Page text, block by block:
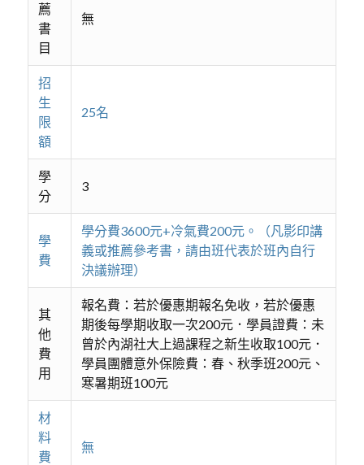
薦
書
目
無
招
生
限
額
25名
學
分
3
學
費
學分費3600元+冷氣費200元。（凡影印講
義或推薦參考書，請由班代表於班內自行
決議辦理）
其
他
費
用
報名費：若於優惠期報名免收，若於優惠
期後每學期收取一次200元．學員證費：未
曾於內湖社大上過課程之新生收取100元．
學員團體意外保險費：春、秋季班200元、
寒暑期班100元
材
料
費
無